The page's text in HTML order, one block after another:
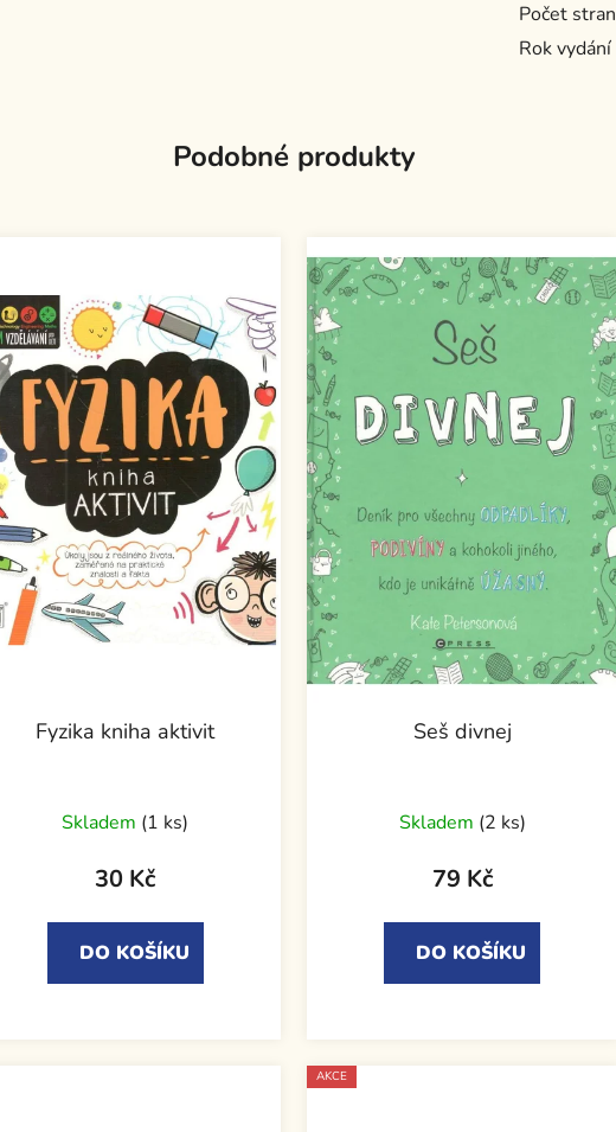
Počet stran
Rok vydání
Podobné produkty
Fyzika kniha aktivit
Skladem (1 ks)
30 Kč
DO KOŠÍKU
Seš divnej
Skladem (2 ks)
79 Kč
DO KOŠÍKU
AKCE